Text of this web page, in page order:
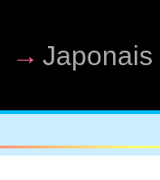
→ Japonais